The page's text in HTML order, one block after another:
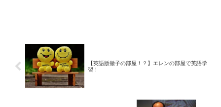
【英語版徹子の部屋！？】エレンの部屋で英語学
習！